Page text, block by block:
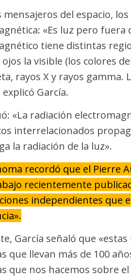
mensajeros del espacio,
«Es luz pero fuera
tiene distintas
la visible (los colores
rayos X y rayos gamma.
García.
«La radiación
interrelacionados
la radiación de la luz».
recordó que el Pierre
recientemente
independientes que
García señaló que
que llevan más de 100
que nos hacemos sobre